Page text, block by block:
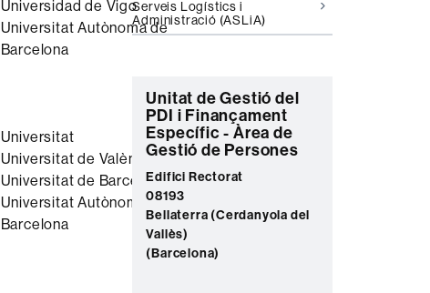
Universidad de Vigo
Universitat Autònoma de
Barcelona
Universitat
Universitat de València
Universitat de Barcelona
Universitat Autònoma de
Barcelona
Serveis Logístics i
Administració (ASLiA)
C
o
n
t
a
c
t
Unitat de Gestió del
PDI i Finançament
Específic - Àrea de
Gestió de Persones
Edifici Rectorat
08193
Bellaterra (Cerdanyola del
Vallès)
(Barcelona)